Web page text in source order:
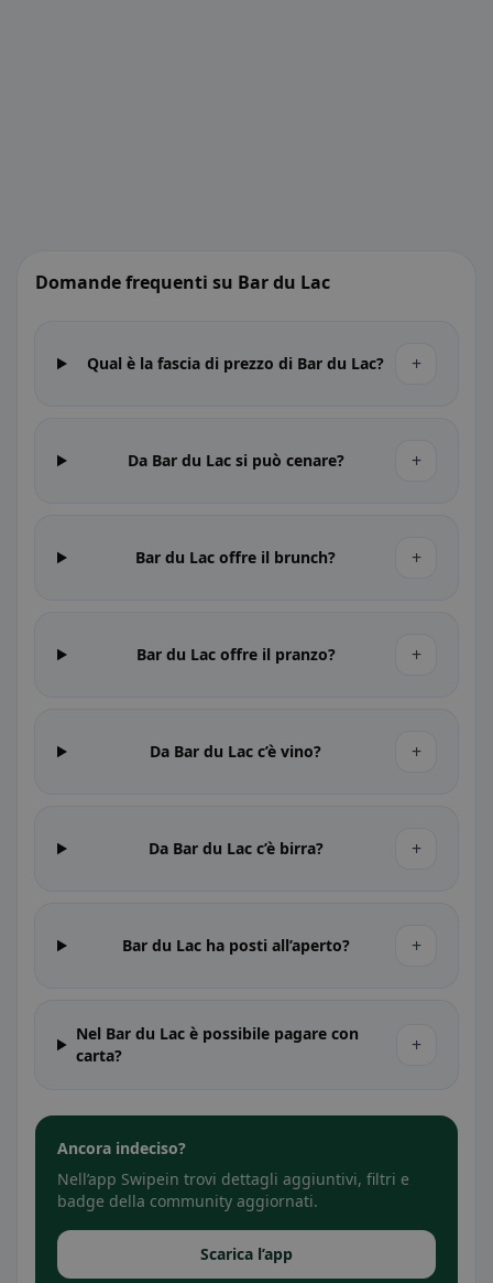
Domande frequenti su Bar du Lac
Qual è la fascia di prezzo di Bar du Lac? +
Da Bar du Lac si può cenare? +
Bar du Lac offre il brunch? +
Bar du Lac offre il pranzo? +
Da Bar du Lac c’è vino? +
Da Bar du Lac c’è birra? +
Bar du Lac ha posti all’aperto? +
Nel Bar du Lac è possibile pagare con
carta?
+
Ancora indeciso?
Nell’app Swipein trovi dettagli aggiuntivi, filtri e
badge della community aggiornati.
Scarica l’app